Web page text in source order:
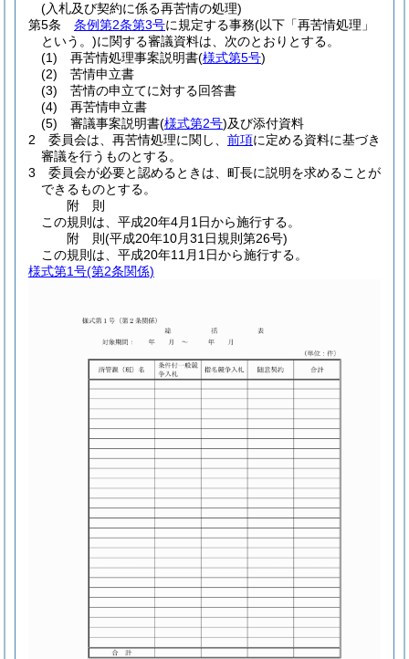
(入札及び契約に係る再苦情の処理)
第5条
条例第2条第3号に規定する事務(以下「再苦情処理」
という。)に関する審議資料は、次のとおりとする。
(1)
再苦情処理事案説明書(様式第5号)
(2)
苦情申立書
(3)
苦情の申立てに対する回答書
(4)
再苦情申立書
(5)
審議事案説明書(様式第2号)及び添付資料
2
委員会は、再苦情処理に関し、 前項に定める資料に基づき
審議を行うものとする。
3
委員会が必要と認めるときは、町長に説明を求めることが
できるものとする。
附 則
この規則は、平成20年4月1日から施行する。
附 則(平成20年10月31日規則第26号)
この規則は、平成20年11月1日から施行する。
様式第1号(第2条関係)